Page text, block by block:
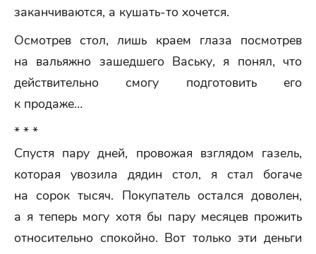
заканчиваются, а кушать-то хочется.
Осмотрев стол, лишь краем глаза посмотрев
на вальяжно зашедшего Ваську, я понял, что
действительно смогу подготовить его
к продаже…
* * *
Спустя пару дней, провожая взглядом газель,
которая увозила дядин стол, я стал богаче
на сорок тысяч. Покупатель остался доволен,
а я теперь могу хотя бы пару месяцев прожить
относительно спокойно. Вот только эти деньги